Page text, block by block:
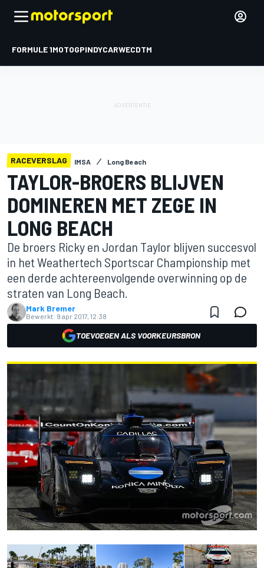
FORMULE 1MOTOGPINDYCARWECDTM
RACEVERSLAG IMSA Long Beach
TAYLOR-BROERS BLIJVEN
DOMINEREN MET ZEGE IN
LONG BEACH
De broers Ricky en Jordan Taylor blijven succesvol
in het Weathertech Sportscar Championship met
een derde achtereenvolgende overwinning op de
straten van Long Beach.
Mark Bremer
Bewerkt: 9 apr 2017, 12:38
TOEVOEGEN ALS VOORKEURSBRON